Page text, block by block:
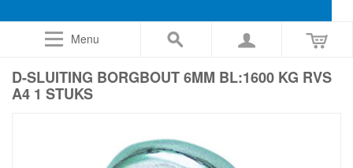
Menu
D-SLUITING BORGBOUT 6MM BL:1600 KG RVS
A4 1 STUKS